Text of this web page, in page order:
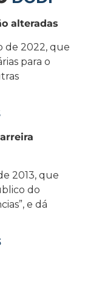
alteradas
de 2022, que
para o
2013, que
do
e dá